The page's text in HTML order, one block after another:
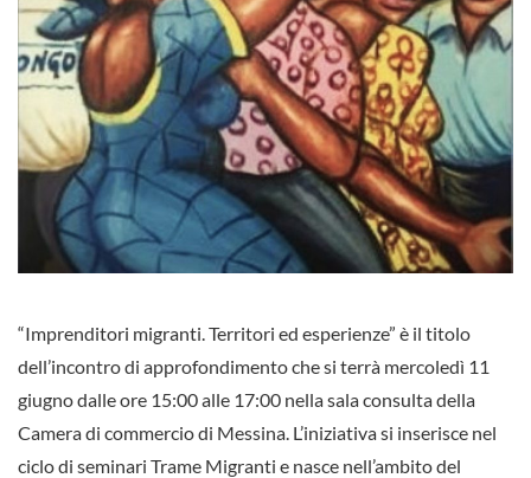
“Imprenditori migranti. Territori ed esperienze” è il titolo
dell’incontro di approfondimento che si terrà mercoledì 11
giugno dalle ore 15:00 alle 17:00 nella sala consulta della
Camera di commercio di Messina. L’iniziativa si inserisce nel
ciclo di seminari Trame Migranti e nasce nell’ambito del